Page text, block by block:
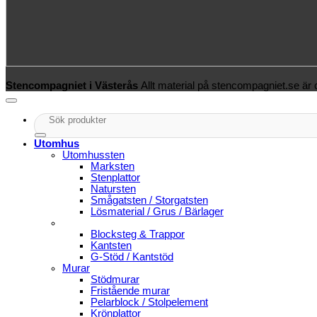
Stencompagniet i Västerås Allt material på stencompagniet.se är
Sök
efter:
Utomhus
Utomhussten
Marksten
Stenplattor
Natursten
Smågatsten / Storgatsten
Lösmaterial / Grus / Bärlager
Blocksteg & Trappor
Kantsten
G-Stöd / Kantstöd
Murar
Stödmurar
Fristående murar
Pelarblock / Stolpelement
Krönplattor